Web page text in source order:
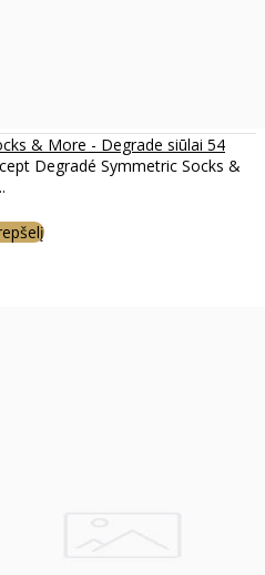
& More - Degrade siūlai 54
Degradé Symmetric Socks &